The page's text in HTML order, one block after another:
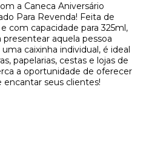
a Caneca Aniversário
Para Revenda! Feita de
com capacidade para 325ml,
presentear aquela pessoa
caixinha individual, é ideal
papelarias, cestas e lojas de
a oportunidade de oferecer
seus clientes!